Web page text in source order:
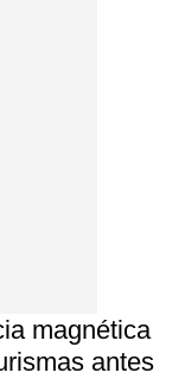
magnética
antes